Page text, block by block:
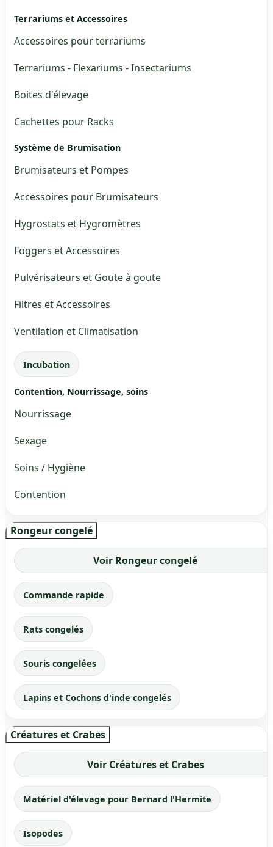
Terrariums et Accessoires
Accessoires pour terrariums
Terrariums - Flexariums - Insectariums
Boites d'élevage
Cachettes pour Racks
Système de Brumisation
Brumisateurs et Pompes
Accessoires pour Brumisateurs
Hygrostats et Hygromètres
Foggers et Accessoires
Pulvérisateurs et Goute à goute
Filtres et Accessoires
Ventilation et Climatisation
Incubation
Contention, Nourrissage, soins
Nourrissage
Sexage
Soins / Hygiène
Contention
Rongeur congelé
Voir Rongeur congelé
Commande rapide
Rats congelés
Souris congelées
Lapins et Cochons d'inde congelés
Créatures et Crabes
Voir Créatures et Crabes
Matériel d'élevage pour Bernard l'Hermite
Isopodes